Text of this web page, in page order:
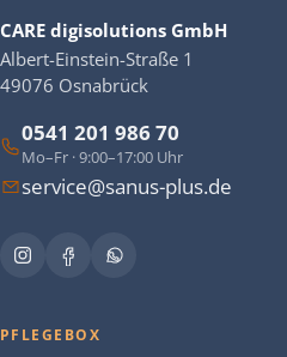
CARE digisolutions GmbH
Albert-Einstein-Straße 1
49076 Osnabrück
0541 201 986 70
Mo–Fr · 9:00–17:00 Uhr
service@sanus-plus.de
PFLEGEBOX